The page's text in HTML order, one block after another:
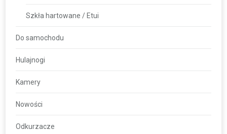
Szkła hartowane / Etui
Do samochodu
Hulajnogi
Kamery
Nowości
Odkurzacze